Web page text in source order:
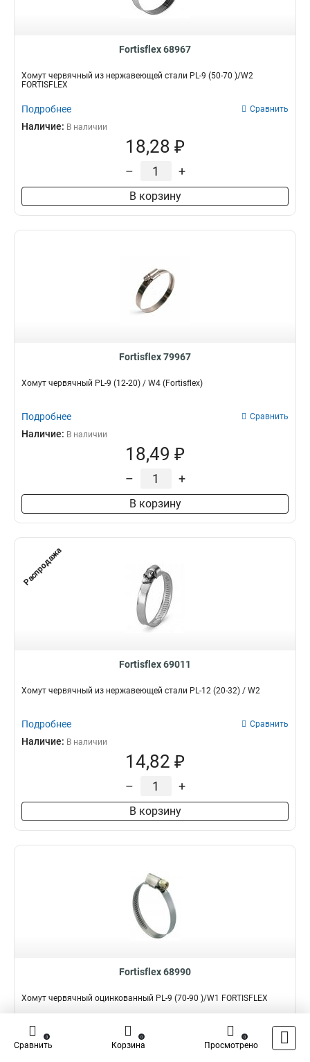
Fortisflex 68967
Хомут червячный из нержавеющей стали PL-9 (50-70 )/W2
FORTISFLEX
Подробнее Сравнить
Наличие: В наличии
18,28 ₽
– +
В корзину
Fortisflex 79967
Хомут червячный PL-9 (12-20) / W4 (Fortisflex)
Подробнее Сравнить
Наличие: В наличии
18,49 ₽
– +
В корзину
Распродажа
Fortisflex 69011
Хомут червячный из нержавеющей стали PL-12 (20-32) / W2
Подробнее Сравнить
Наличие: В наличии
14,82 ₽
– +
В корзину
Fortisflex 68990
Хомут червячный оцинкованный PL-9 (70-90 )/W1 FORTISFLEX
Подробнее Сравнить
Наличие:
Сравнить
0
Корзина
0
Просмотрено
0